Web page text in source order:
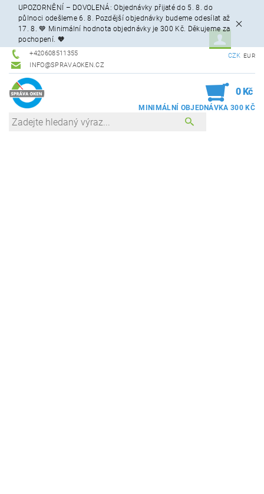
UPOZORNĚNÍ – DOVOLENÁ: Objednávky přijaté do 5. 8. do
půlnoci odešleme 6. 8. Pozdější objednávky budeme odesílat až
17. 8. 💙 Minimální hodnota objednávky je 300 Kč. Děkujeme za
pochopení. 🧡
+420608511355
INFO@SPRAVAOKEN.CZ
CZK EUR
0 Kč